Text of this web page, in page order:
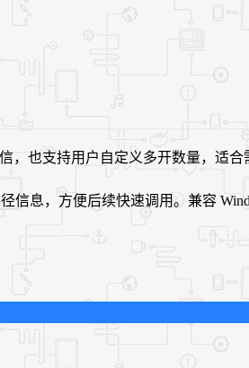
也支持用户自定义多开数量，适合
息，方便后续快速调用。兼容